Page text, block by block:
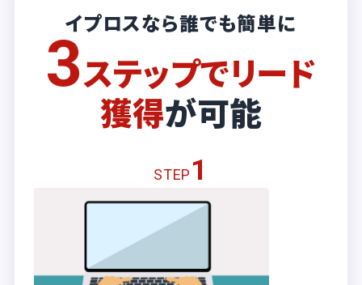
イプロスなら誰でも簡単に
3ステップでリード
獲得が可能
STEP 1